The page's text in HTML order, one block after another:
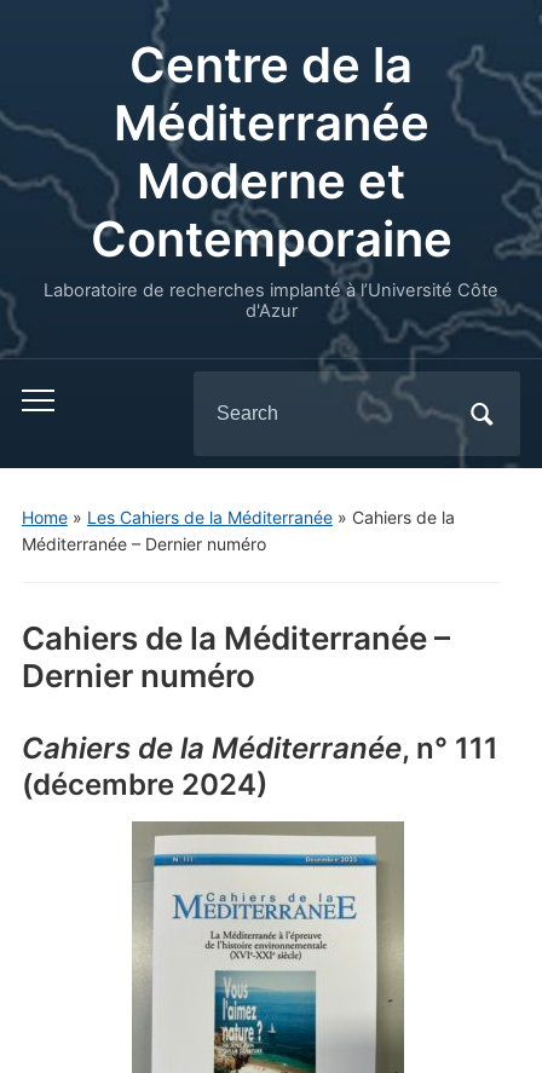
Centre de la
Méditerranée
Moderne et
Contemporaine
Laboratoire de recherches implanté à l’Université Côte
d'Azur
for:
Home» Les Cahiers de la Méditerranée» Cahiers de la
Méditerranée – Dernier numéro
Cahiers de la Méditerranée –
Dernier numéro
Cahiers de la Méditerranée, n° 111
(décembre 2024)